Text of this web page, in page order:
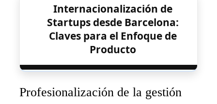
Internacionalización de
Startups desde Barcelona:
Claves para el Enfoque de
Producto
Profesionalización de la gestión